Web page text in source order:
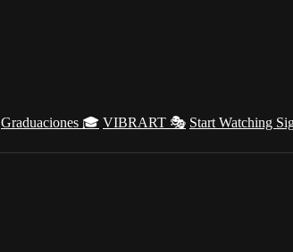
Graduaciones 🎓 VIBRART 🎭 Start Watching